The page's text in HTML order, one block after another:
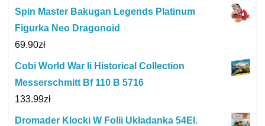
Spin Master Bakugan Legends Platinum
Figurka Neo Dragonoid
69.90zł
Cobi World War Ii Historical Collection
Messerschmitt Bf 110 B 5716
133.99zł
Dromader Klocki W Folii Układanka 54El.